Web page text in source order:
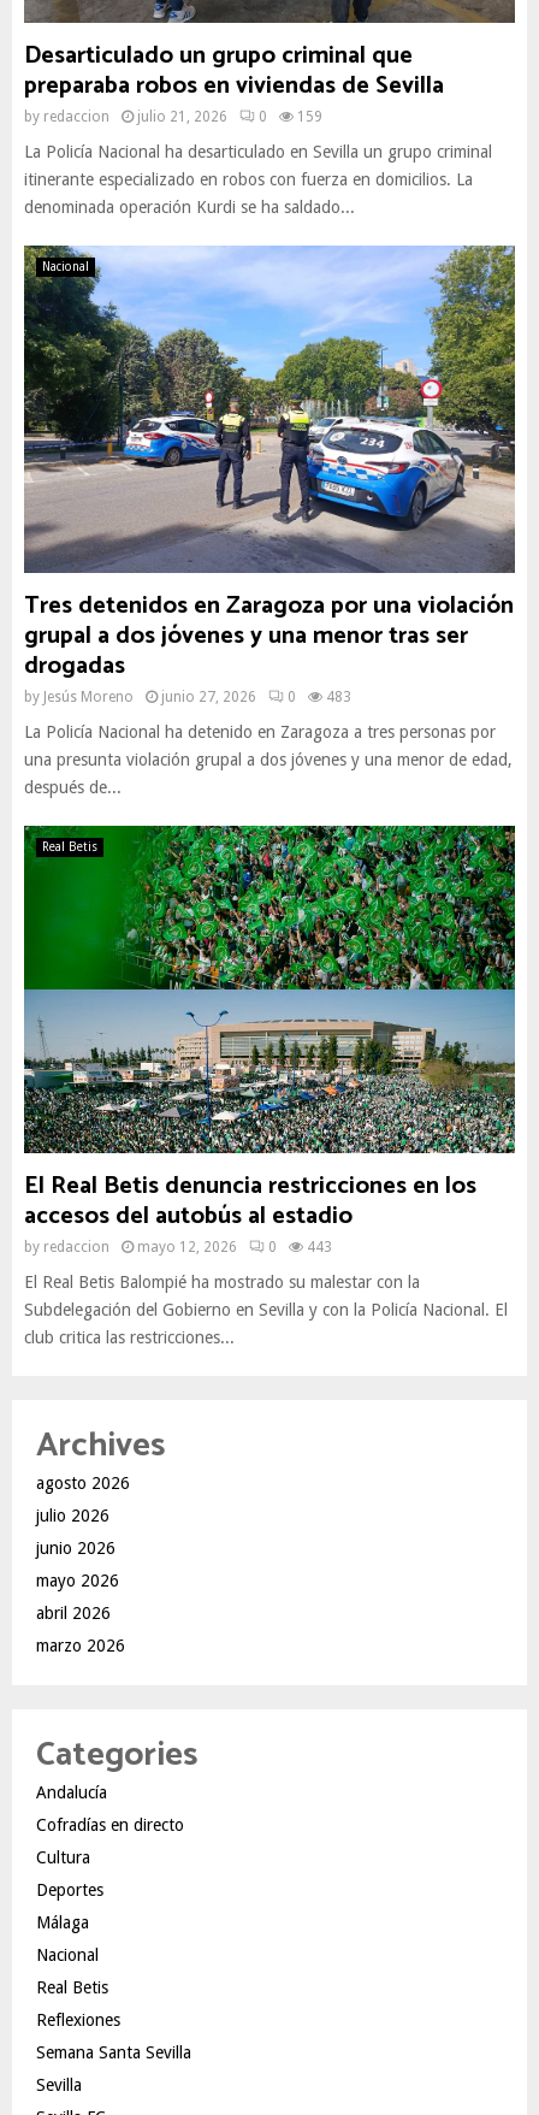
Desarticulado un grupo criminal que
preparaba robos en viviendas de Sevilla
by redaccion julio 21, 2026 0 159
La Policía Nacional ha desarticulado en Sevilla un grupo criminal
itinerante especializado en robos con fuerza en domicilios. La
denominada operación Kurdi se ha saldado...
Nacional
Tres detenidos en Zaragoza por una violación
grupal a dos jóvenes y una menor tras ser
drogadas
by Jesús Moreno junio 27, 2026 0 483
La Policía Nacional ha detenido en Zaragoza a tres personas por
una presunta violación grupal a dos jóvenes y una menor de edad,
después de...
Real Betis
El Real Betis denuncia restricciones en los
accesos del autobús al estadio
by redaccion mayo 12, 2026 0 443
El Real Betis Balompié ha mostrado su malestar con la
Subdelegación del Gobierno en Sevilla y con la Policía Nacional. El
club critica las restricciones...
Archives
agosto 2026
julio 2026
junio 2026
mayo 2026
abril 2026
marzo 2026
Categories
Andalucía
Cofradías en directo
Cultura
Deportes
Málaga
Nacional
Real Betis
Reflexiones
Semana Santa Sevilla
Sevilla